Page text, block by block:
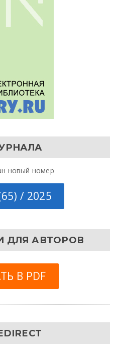
новый номер
/ 2025
ДЛЯ АВТОРОВ
В PDF